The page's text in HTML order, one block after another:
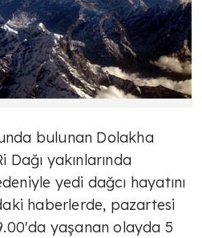
bulunan Dolakha
yakınlarında
yedi dağcı hayatını
haberlerde, pazartesi
yaşanan olayda 5